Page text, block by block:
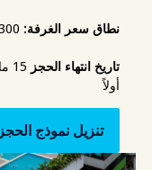
نطاق سعر الغرفة:
تاريخ انتهاء الحجز
أولاً
تنزيل نموذج الحجز